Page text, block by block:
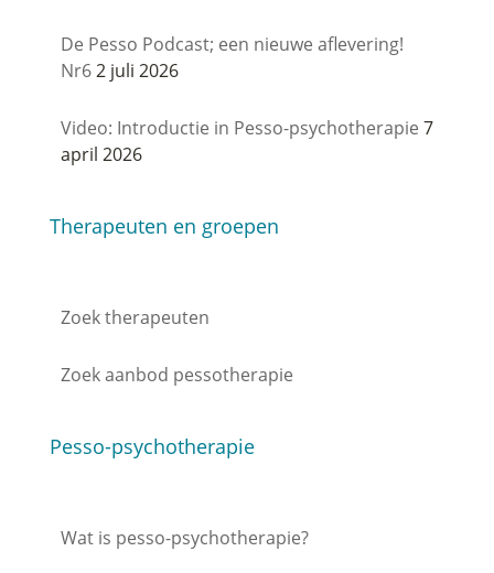
De Pesso Podcast; een nieuwe aflevering!
Nr62 juli 2026
Video: Introductie in Pesso-psychotherapie 7
april 2026
Therapeuten en groepen
Zoek therapeuten
Zoek aanbod pessotherapie
Pesso-psychotherapie
Wat is pesso-psychotherapie?